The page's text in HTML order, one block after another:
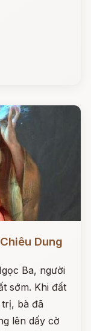
Dung
Ba, người
sớm. Khi đất
bà đã
lên dấy cờ